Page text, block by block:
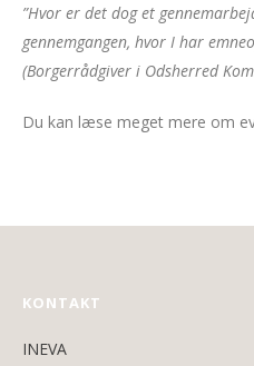
”Hvor er det dog et
gennemgangen, hvor I har
(Borgerrådgiver i Odsherred
Du kan læse meget mere om
KONTAKT
INEVA